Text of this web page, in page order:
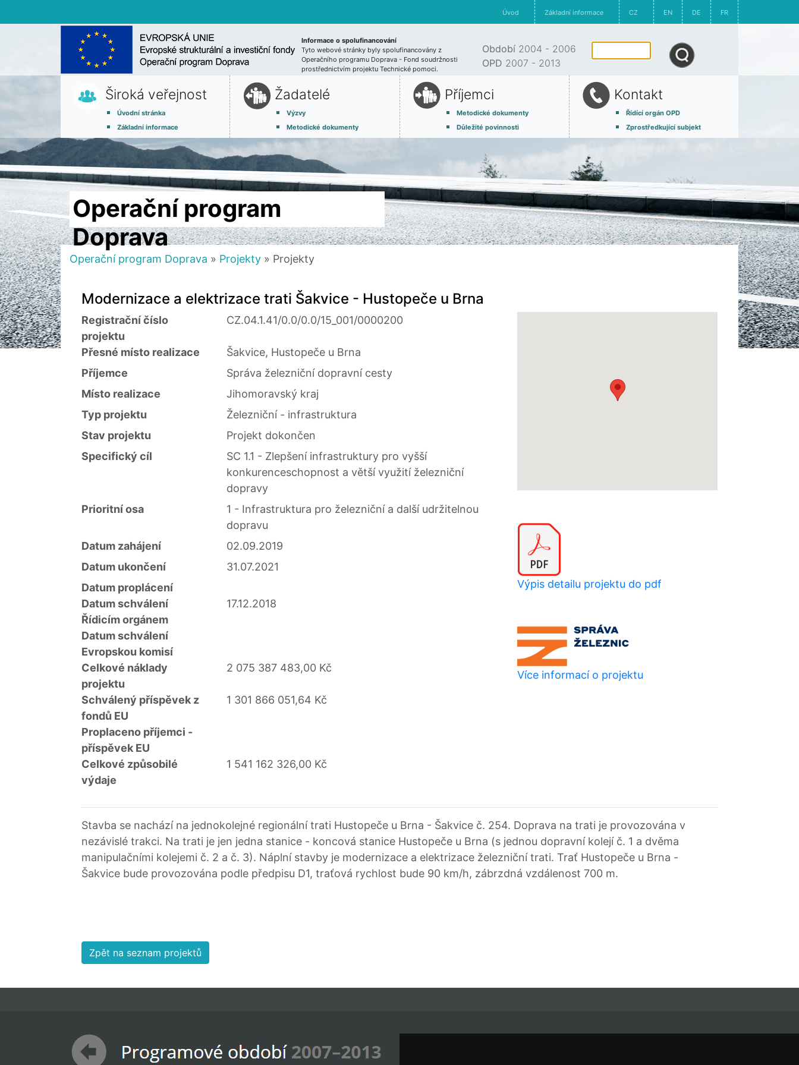
Úvod Základní informace CZ EN DE FR
Informace o spolufinancování
Tyto webové stránky byly spolufinancovány z
Operačního programu Doprava - Fond soudržnosti
prostřednictvím projektu Technické pomoci.
Období2004 - 2006
OPD 2007 - 2013
Široká veřejnost
Úvodní stránka
Základní informace
Žadatelé
Výzvy
Metodické dokumenty
Příjemci
Metodické dokumenty
Důležité povinnosti
Kontakt
Řídící orgán OPD
Zprostředkující subjekt
Operační program
Doprava
Operační program Doprava » Projekty » Projekty
Modernizace a elektrizace trati Šakvice - Hustopeče u Brna
Registrační číslo
projektu
CZ.04.1.41/0.0/0.0/15_001/0000200
Přesné místo realizace
Šakvice, Hustopeče u Brna
Příjemce
Správa železniční dopravní cesty
Místo realizace
Jihomoravský kraj
Typ projektu
Železniční - infrastruktura
Stav projektu
Projekt dokončen
Specifický cíl
SC 1.1 - Zlepšení infrastruktury pro vyšší
konkurenceschopnost a větší využití železniční
dopravy
Prioritní osa
1 - Infrastruktura pro železniční a další udržitelnou
dopravu
Datum zahájení
02.09.2019
Datum ukončení
31.07.2021
Datum proplácení
Datum schválení
Řídicím orgánem
17.12.2018
Datum schválení
Evropskou komisí
Celkové náklady
projektu
2 075 387 483,00 Kč
Schválený příspěvek z
fondů EU
1 301 866 051,64 Kč
Proplaceno příjemci -
příspěvek EU
Celkové způsobilé
výdaje
1 541 162 326,00 Kč
Výpis detailu projektu do pdf
Více informací o projektu
Stavba se nachází na jednokolejné regionální trati Hustopeče u Brna - Šakvice č. 254. Doprava na trati je provozována v
nezávislé trakci. Na trati je jen jedna stanice - koncová stanice Hustopeče u Brna (s jednou dopravní kolejí č. 1 a dvěma
manipulačními kolejemi č. 2 a č. 3). Náplní stavby je modernizace a elektrizace železniční trati. Trať Hustopeče u Brna -
Šakvice bude provozována podle předpisu D1, traťová rychlost bude 90 km/h, zábrzdná vzdálenost 700 m.
Zpět na seznam projektů